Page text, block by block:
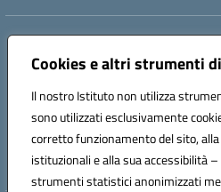
Cookies e altri strumenti
Il nostro Istituto non utilizza
sono utilizzati esclusivamente
corretto funzionamento del sito,
istituzionali e alla sua accessibilità
strumenti statistici anonimizzati
Indirizzo:
Centralino:0823944017 Email:
Codice fiscale: 82000440618
Codice meccanografico:
CEIC85400B
Codice Indice delle Pubbliche